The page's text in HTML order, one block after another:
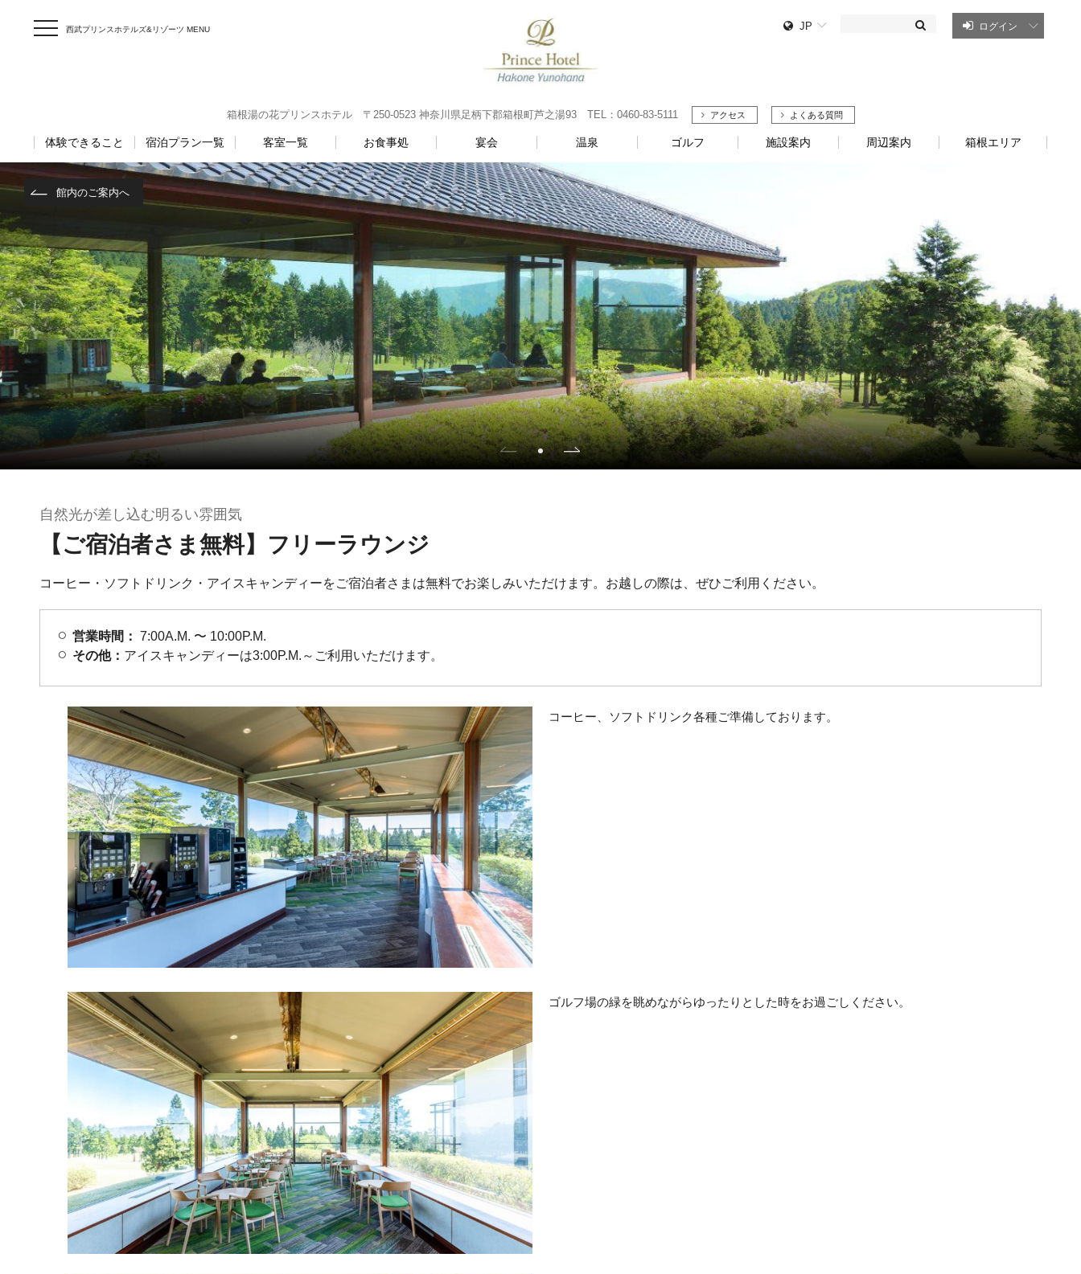
西武プリンスホテルズ&リゾーツ MENU JP ログイン
箱根湯の花プリンスホテル 〒250-0523 神奈川県足柄下郡箱根町芦之湯93 TEL：0460-83-5111 アクセス よくある質問
体験できること 宿泊プラン一覧 客室一覧 お食事処 宴会 温泉 ゴルフ 施設案内 周辺案内 箱根エリア
館内のご案内へ
自然光が差し込む明るい雰囲気
【ご宿泊者さま無料】フリーラウンジ
コーヒー・ソフトドリンク・アイスキャンディーをご宿泊者さまは無料でお楽しみいただけます。お越しの際は、ぜひご利用ください。
営業時間： 7:00A.M. 〜 10:00P.M.
その他： アイスキャンディーは3:00P.M.～ご利用いただけます。
コーヒー、ソフトドリンク各種ご準備しております。
ゴルフ場の緑を眺めながらゆったりとした時をお過ごしください。